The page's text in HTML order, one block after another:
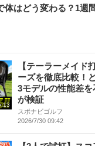
体はどう変わる？1週
【テーラーメイド
ーズを徹底比較！
3モデルの性能差
が検証
スポナビゴルフ
2026/7/30 09:42